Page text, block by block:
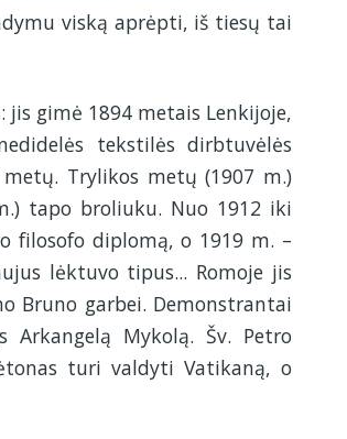
viską aprėpti, iš tiesų tai
jis gimė 1894 metais Lenkijoje,
tekstilės dirbtuvėlės
Trylikos metų (1907 m.)
tapo broliuku. Nuo 1912 iki
filosofo diplomą, o 1919 m. –
lėktuvo tipus... Romoje jis
Bruno garbei. Demonstrantai
Mykolą. Šv. Petro
turi valdyti Vatikaną, o